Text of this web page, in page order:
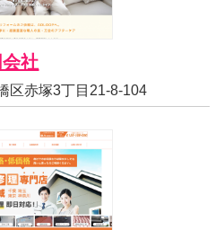
社
区赤塚3丁目21-8-104